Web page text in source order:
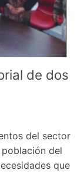
de dos
del sector
del
que